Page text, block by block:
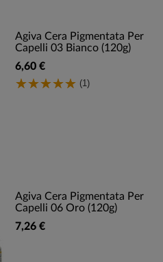
Agiva Cera Pigmentata Per
Capelli 03 Bianco (120g)
6,60 €
(1)
Agiva Cera Pigmentata Per
Capelli 06 Oro (120g)
7,26 €